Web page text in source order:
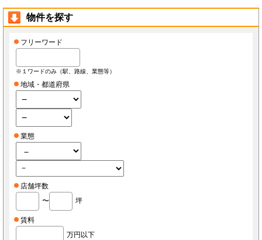
物件を探す
フリーワード
※１ワードのみ（駅、路線、業態等）
地域・都道府県
業態
店舗坪数
〜
坪
賃料
万円以下